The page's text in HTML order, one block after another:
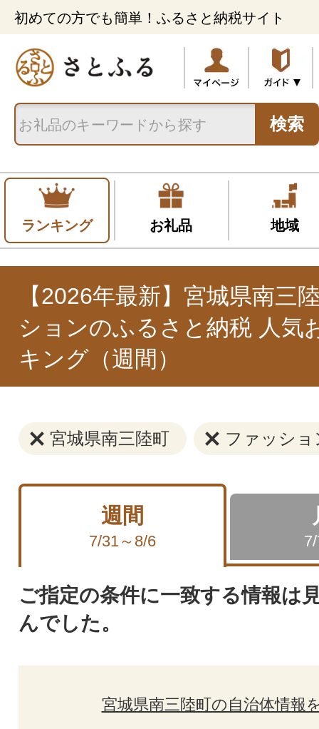
初めての方でも簡単！ふるさと納税サイト
検索
ランキング お礼品 地域
【2026年最新】宮城県南三
ションのふるさと納税 人気
キング（週間）
宮城県南三陸町 ファッショ
週間
7/31～8/6
ご指定の条件に一致する情報は
んでした。
宮城県南三陸町の自治体情報